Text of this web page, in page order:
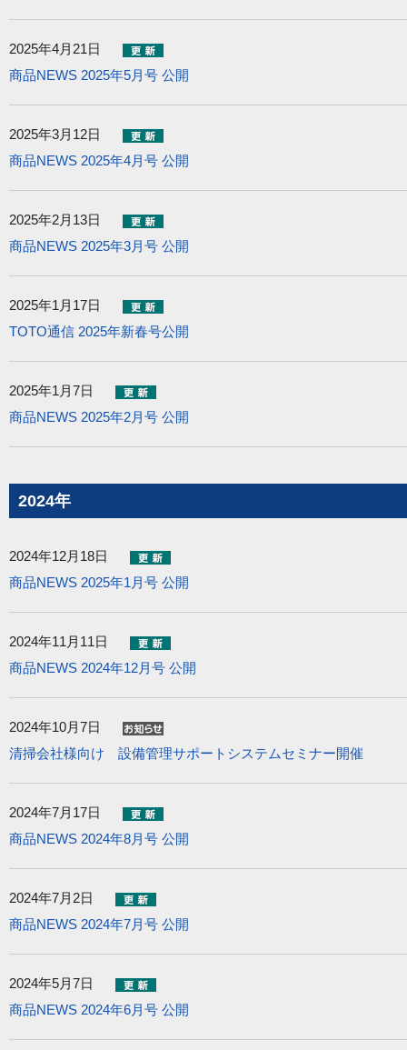
2025年4月21日
商品NEWS 2025年5月号 公開
2025年3月12日
商品NEWS 2025年4月号 公開
2025年2月13日
商品NEWS 2025年3月号 公開
2025年1月17日
TOTO通信 2025年新春号公開
2025年1月7日
商品NEWS 2025年2月号 公開
2024年
2024年12月18日
商品NEWS 2025年1月号 公開
2024年11月11日
商品NEWS 2024年12月号 公開
2024年10月7日
清掃会社様向け 設備管理サポートシステムセミナー開催
2024年7月17日
商品NEWS 2024年8月号 公開
2024年7月2日
商品NEWS 2024年7月号 公開
2024年5月7日
商品NEWS 2024年6月号 公開